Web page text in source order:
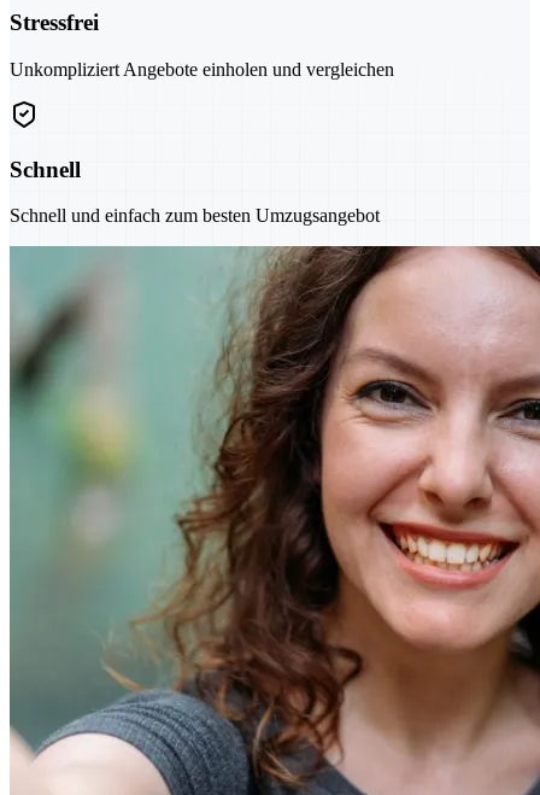
Stressfrei
Unkompliziert Angebote einholen und vergleichen
Schnell
Schnell und einfach zum besten Umzugsangebot